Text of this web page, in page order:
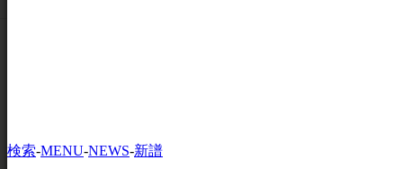
検索-MENU-NEWS-新譜